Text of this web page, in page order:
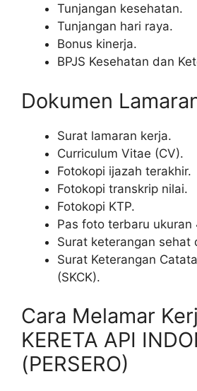
Tunjangan kesehatan.
Tunjangan hari raya.
Bonus kinerja.
BPJS Kesehatan dan
Dokumen
Surat lamaran kerja.
Curriculum Vitae (CV).
Fotokopi ijazah terakhir.
Fotokopi transkrip nilai.
Fotokopi KTP.
Pas foto terbaru ukuran
Surat keterangan sehat
Surat Keterangan
(SKCK).
Cara Melamar
KERETA API
(PERSERO)